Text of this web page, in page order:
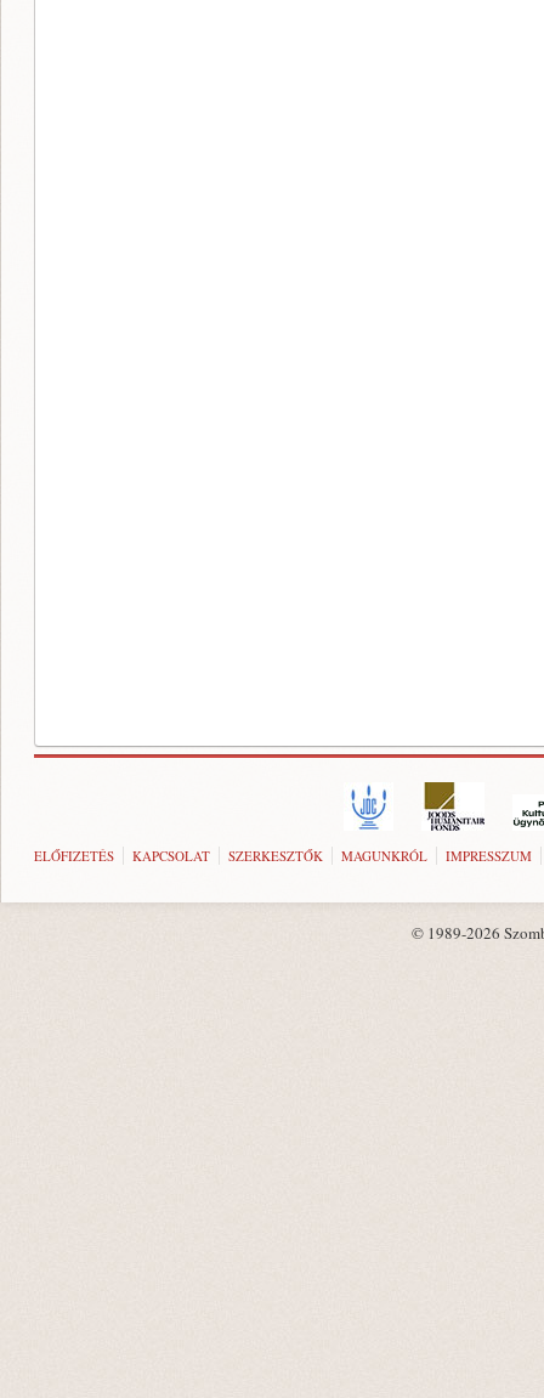
ELŐFIZETÉS KAPCSOLAT SZERKESZTŐK MAGUNKRÓL IMPRESSZUM
© 1989-2026